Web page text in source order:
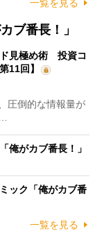
一覧を見る
ブ番長！」
ド見極め術 投資コ
11回】
圧倒的な情報量が
俺がカブ番長！」
ック「俺がカブ番
一覧を見る